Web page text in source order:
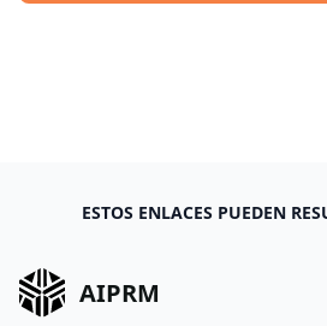
ESTOS ENLACES PUEDEN
AIPRM